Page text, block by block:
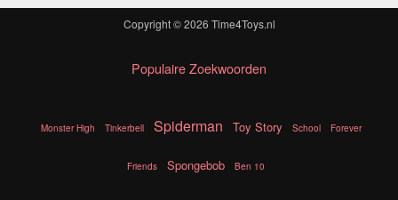
Copyright © 2026 Time4Toys.nl
Populaire Zoekwoorden
Monster High Tinkerbell Spiderman Toy Story School Forever
Friends Spongebob Ben 10